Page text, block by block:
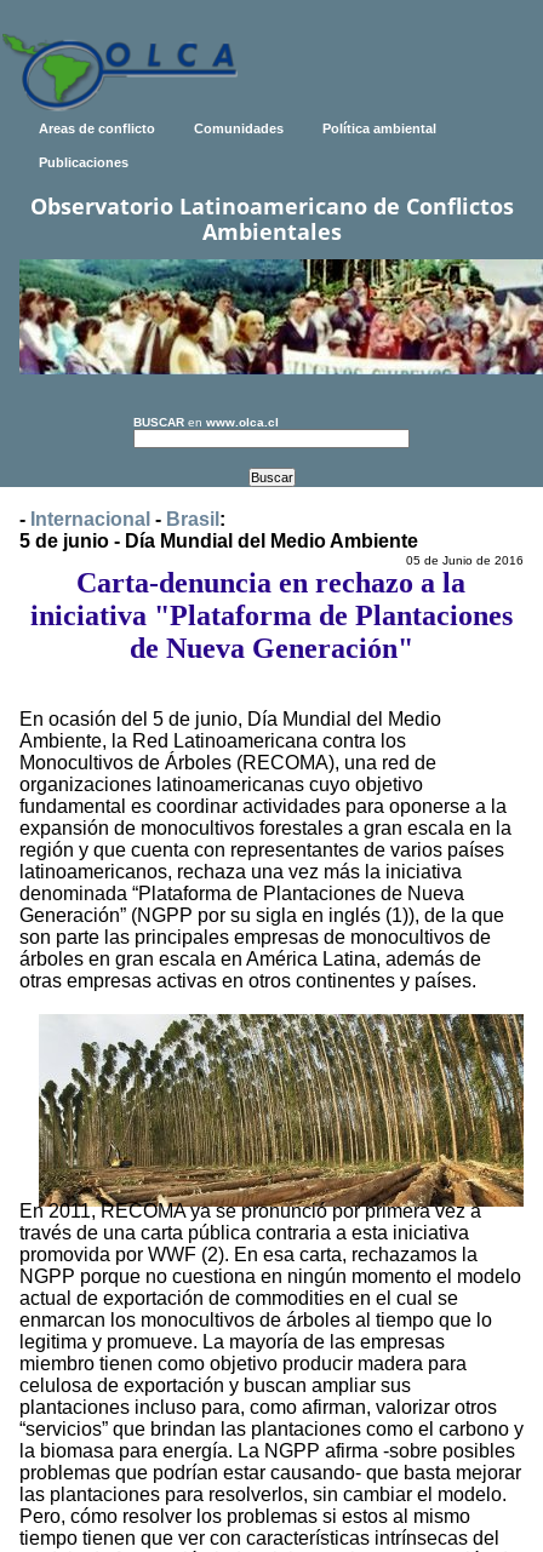
Areas de conflicto Comunidades Política ambiental
Publicaciones
Observatorio Latinoamericano de Conflictos
Ambientales
BUSCAR en www.olca.cl
- Internacional - Brasil :
5 de junio - Día Mundial del Medio Ambiente
05 de Junio de 2016
Carta-denuncia en rechazo a la
iniciativa "Plataforma de Plantaciones
de Nueva Generación"
En ocasión del 5 de junio, Día Mundial del Medio
Ambiente, la Red Latinoamericana contra los
Monocultivos de Árboles (RECOMA), una red de
organizaciones latinoamericanas cuyo objetivo
fundamental es coordinar actividades para oponerse a la
expansión de monocultivos forestales a gran escala en la
región y que cuenta con representantes de varios países
latinoamericanos, rechaza una vez más la iniciativa
denominada “Plataforma de Plantaciones de Nueva
Generación” (NGPP por su sigla en inglés (1)), de la que
son parte las principales empresas de monocultivos de
árboles en gran escala en América Latina, además de
otras empresas activas en otros continentes y países.
En 2011, RECOMA ya se pronunció por primera vez a
través de una carta pública contraria a esta iniciativa
promovida por WWF (2). En esa carta, rechazamos la
NGPP porque no cuestiona en ningún momento el modelo
actual de exportación de commodities en el cual se
enmarcan los monocultivos de árboles al tiempo que lo
legitima y promueve. La mayoría de las empresas
miembro tienen como objetivo producir madera para
celulosa de exportación y buscan ampliar sus
plantaciones incluso para, como afirman, valorizar otros
“servicios” que brindan las plantaciones como el carbono y
la biomasa para energía. La NGPP afirma -sobre posibles
problemas que podrían estar causando- que basta mejorar
las plantaciones para resolverlos, sin cambiar el modelo.
Pero, cómo resolver los problemas si estos al mismo
tiempo tienen que ver con características intrínsecas del